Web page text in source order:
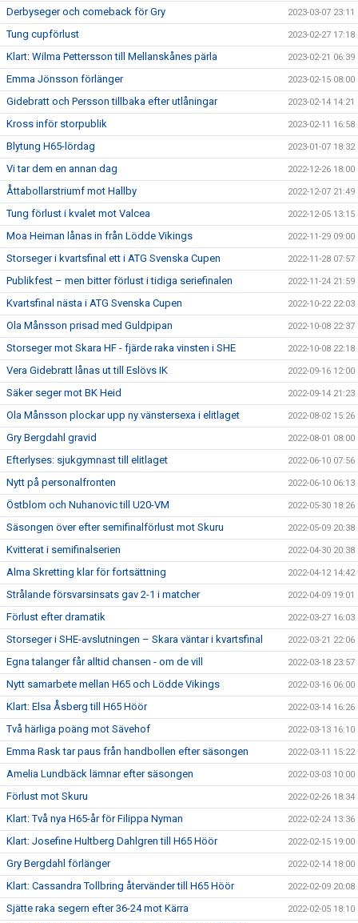
Derbyseger och comeback för Gry 2023-03-07 23:11
Tung cupförlust 2023-02-27 17:18
Klart: Wilma Pettersson till Mellanskånes pärla 2023-02-21 06:39
Emma Jönsson förlänger 2023-02-15 08:00
Gidebratt och Persson tillbaka efter utlåningar 2023-02-14 14:21
Kross inför storpublik 2023-02-11 16:58
Blytung H65-lördag 2023-01-07 18:32
Vi tar dem en annan dag 2022-12-26 18:00
Åttabollarstriumf mot Hallby 2022-12-07 21:49
Tung förlust i kvalet mot Valcea 2022-12-05 13:15
Moa Heiman lånas in från Lödde Vikings 2022-11-29 09:00
Storseger i kvartsfinal ett i ATG Svenska Cupen 2022-11-28 07:57
Publikfest – men bitter förlust i tidiga seriefinalen 2022-11-24 21:59
Kvartsfinal nästa i ATG Svenska Cupen 2022-10-22 22:03
Ola Månsson prisad med Guldpipan 2022-10-08 22:37
Storseger mot Skara HF - fjärde raka vinsten i SHE 2022-10-08 22:18
Vera Gidebratt lånas ut till Eslövs IK 2022-09-16 12:00
Säker seger mot BK Heid 2022-09-14 21:23
Ola Månsson plockar upp ny vänstersexa i elitlaget 2022-08-02 15:26
Gry Bergdahl gravid 2022-08-01 08:00
Efterlyses: sjukgymnast till elitlaget 2022-06-10 07:56
Nytt på personalfronten 2022-06-10 06:13
Östblom och Nuhanovic till U20-VM 2022-05-30 18:26
Säsongen över efter semifinalförlust mot Skuru 2022-05-09 20:38
Kvitterat i semifinalserien 2022-04-30 20:38
Alma Skretting klar för fortsättning 2022-04-12 14:42
Strålande försvarsinsats gav 2-1 i matcher 2022-04-09 19:01
Förlust efter dramatik 2022-03-27 16:03
Storseger i SHE-avslutningen – Skara väntar i kvartsfinal 2022-03-21 22:06
Egna talanger får alltid chansen - om de vill 2022-03-18 23:57
Nytt samarbete mellan H65 och Lödde Vikings 2022-03-16 06:00
Klart: Elsa Åsberg till H65 Höör 2022-03-14 16:26
Två härliga poäng mot Sävehof 2022-03-13 16:10
Emma Rask tar paus från handbollen efter säsongen 2022-03-11 15:22
Amelia Lundbäck lämnar efter säsongen 2022-03-03 10:00
Förlust mot Skuru 2022-02-26 18:34
Klart: Två nya H65-år för Filippa Nyman 2022-02-24 13:36
Klart: Josefine Hultberg Dahlgren till H65 Höör 2022-02-15 19:00
Gry Bergdahl förlänger 2022-02-14 18:00
Klart: Cassandra Tollbring återvänder till H65 Höör 2022-02-09 20:08
Sjätte raka segern efter 36-24 mot Kärra 2022-02-05 18:10